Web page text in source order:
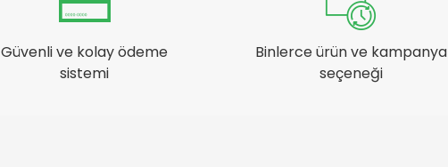
Güvenli ve kolay ödeme
sistemi
Binlerce ürün ve kampanya
seçeneği